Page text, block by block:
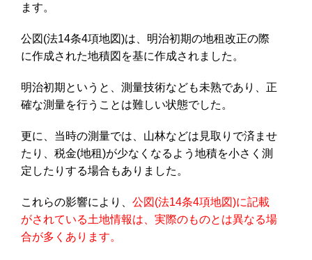
ます。
公図(法14条4項地図)は、明治初期の地租改正の際
に作成された地積図を基に作成されました。
明治初期というと、測量技術なども未熟であり、正
確な測量を行うことは難しい状態でした。
更に、当時の測量では、山林などは見取りで済ませ
たり、税金(地租)が少なくなるよう地積を小さく測
定したりする場合もありました。
これらの影響により、 公図(法14条4項地図)に記載
がされている土地情報は、実際のものとは異なる場
合が多くあります。